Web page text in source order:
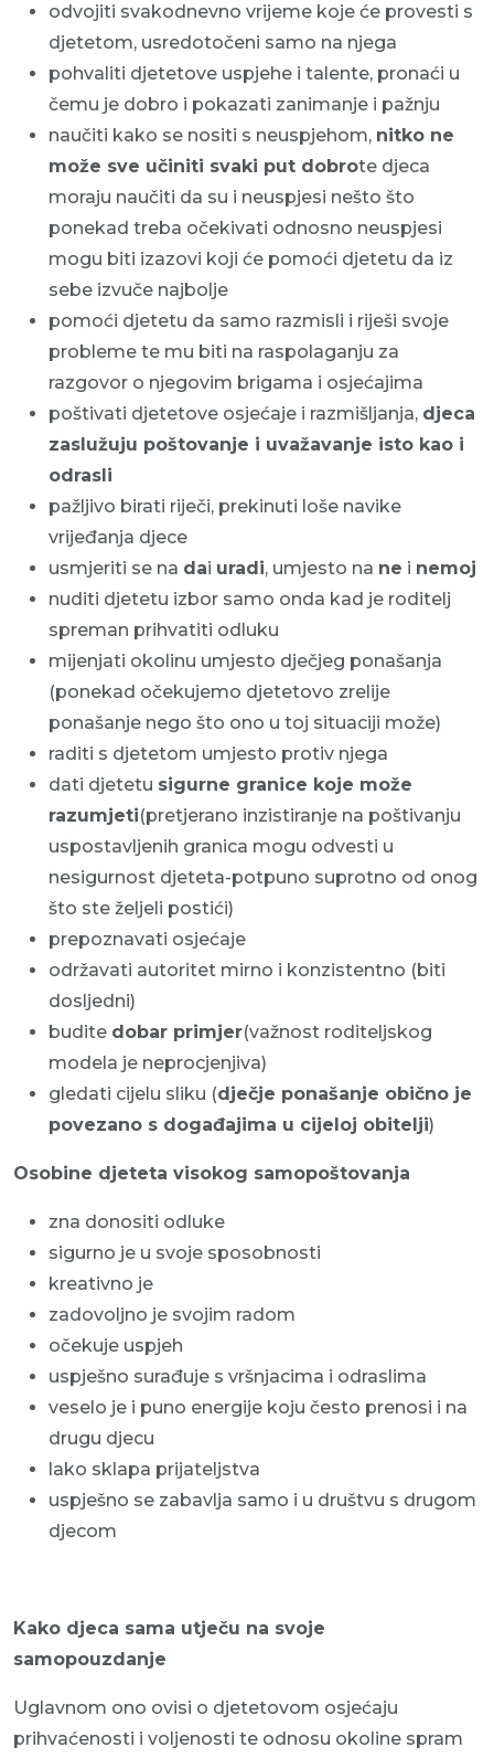
odvojiti svakodnevno vrijeme koje će provesti s
djetetom, usredotočeni samo na njega
pohvaliti djetetove uspjehe i talente, pronaći u
čemu je dobro i pokazati zanimanje i pažnju
naučiti kako se nositi s neuspjehom, nitko ne
može sve učiniti svaki put dobrote djeca
moraju naučiti da su i neuspjesi nešto što
ponekad treba očekivati odnosno neuspjesi
mogu biti izazovi koji će pomoći djetetu da iz
sebe izvuče najbolje
pomoći djetetu da samo razmisli i riješi svoje
probleme te mu biti na raspolaganju za
razgovor o njegovim brigama i osjećajima
poštivati djetetove osjećaje i razmišljanja, djeca
zaslužuju poštovanje i uvažavanje isto kao i
odrasli
pažljivo birati riječi, prekinuti loše navike
vrijeđanja djece
usmjeriti se na dai uradi, umjesto na ne i nemoj
nuditi djetetu izbor samo onda kad je roditelj
spreman prihvatiti odluku
mijenjati okolinu umjesto dječjeg ponašanja
(ponekad očekujemo djetetovo zrelije
ponašanje nego što ono u toj situaciji može)
raditi s djetetom umjesto protiv njega
dati djetetu sigurne granice koje može
razumjeti(pretjerano inzistiranje na poštivanju
uspostavljenih granica mogu odvesti u
nesigurnost djeteta-potpuno suprotno od onog
što ste željeli postići)
prepoznavati osjećaje
održavati autoritet mirno i konzistentno (biti
dosljedni)
budite dobar primjer(važnost roditeljskog
modela je neprocjenjiva)
gledati cijelu sliku (dječje ponašanje obično je
povezano s događajima u cijeloj obitelji)
Osobine djeteta visokog samopoštovanja
zna donositi odluke
sigurno je u svoje sposobnosti
kreativno je
zadovoljno je svojim radom
očekuje uspjeh
uspješno surađuje s vršnjacima i odraslima
veselo je i puno energije koju često prenosi i na
drugu djecu
lako sklapa prijateljstva
uspješno se zabavlja samo i u društvu s drugom
djecom
Kako djeca sama utječu na svoje
samopouzdanje
Uglavnom ono ovisi o djetetovom osjećaju
prihvaćenosti i voljenosti te odnosu okoline spram